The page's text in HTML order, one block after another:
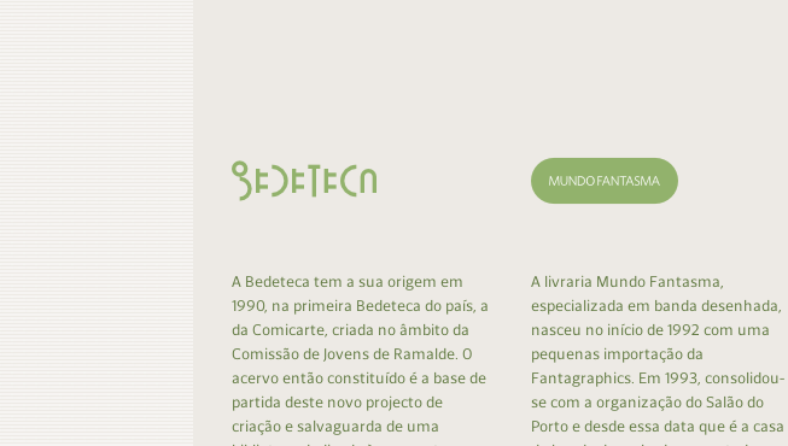
A Bedeteca tem a sua origem em
1990, na primeira Bedeteca do país, a
da Comicarte, criada no âmbito da
Comissão de Jovens de Ramalde. O
acervo então constituído é a base de
partida deste novo projecto de
criação e salvaguarda de uma
A livraria Mundo Fantasma,
especializada em banda desenhada,
nasceu no início de 1992 com uma
pequenas importação da
Fantagraphics. Em 1993, consolidou-
se com a organização do Salão do
Porto e desde essa data que é a casa